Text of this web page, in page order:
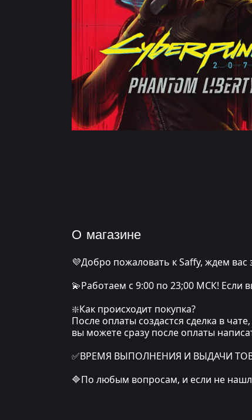
О магазине
💜Добро пожаловать к Saffy, ждем вас
💫Работаем с 9:00 по 23;00 МСК! Если
❇️Как происходит покупка?
После оплаты создастся сделка в
вы можете сразу после оплаты
✅ВРЕМЯ ВЫПОЛНЕНИЯ И ВЫДАЧИ
🔷По любым вопросам, и если не